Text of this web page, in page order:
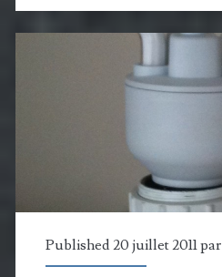
motoriser
stores,
rideaux
et
écrans
Published 20 juillet 2011 par